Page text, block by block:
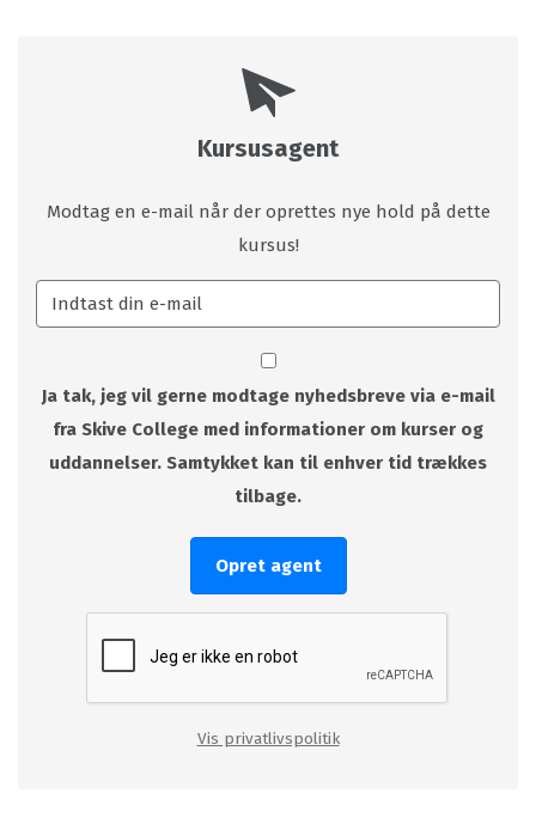
Kursusagent
Modtag en e-mail når der oprettes nye hold på dette
kursus!
Ja tak, jeg vil gerne modtage nyhedsbreve via e-mail
fra Skive College med informationer om kurser og
uddannelser. Samtykket kan til enhver tid trækkes
tilbage.
Opret agent
Vis privatlivspolitik